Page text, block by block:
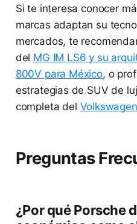
Si te interesa conocer
marcas adaptan su
mercados, te
del MG IM LS6 y su
800V para México, o
estrategias de SUV de
completa del
Preguntas
¿Por qué Porsche